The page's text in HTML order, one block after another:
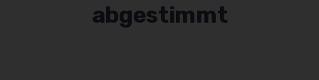
abgestimmt